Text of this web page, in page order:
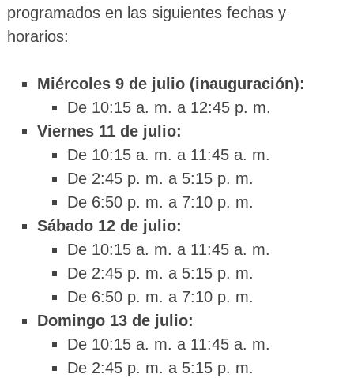
programados en las siguientes fechas y
horarios:
Miércoles 9 de julio (inauguración):
De 10:15 a. m. a 12:45 p. m.
Viernes 11 de julio:
De 10:15 a. m. a 11:45 a. m.
De 2:45 p. m. a 5:15 p. m.
De 6:50 p. m. a 7:10 p. m.
Sábado 12 de julio:
De 10:15 a. m. a 11:45 a. m.
De 2:45 p. m. a 5:15 p. m.
De 6:50 p. m. a 7:10 p. m.
Domingo 13 de julio:
De 10:15 a. m. a 11:45 a. m.
De 2:45 p. m. a 5:15 p. m.